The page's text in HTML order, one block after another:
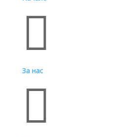

За нас
